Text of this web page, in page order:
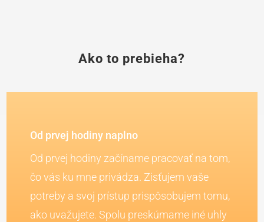
Ako to prebieha?
Od prvej hodiny naplno
Od prvej hodiny začíname pracovať na tom,
čo vás ku mne privádza. Zisťujem vaše
potreby a svoj prístup prispôsobujem tomu,
ako uvažujete. Spolu preskúmame iné uhly